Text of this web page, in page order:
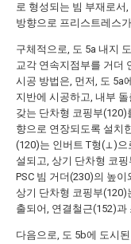
로 형성되는 빔 부재로서
방향으로 프리스트레스
구체적으로, 도 5a 내지
교각 연속지점부를 거더
시공 방법은, 먼저, 도 5a
지반에 시공하고, 내부
갖는 단차형 코핑부
향으로 연장되도록 설치
(120)는 인버트 T형(⊥)으
설되고, 상기 단차형 코
PSC 빔 거더(230)의 높
상기 단차형 코핑부(120)
출되어, 연결철근(152)과
다음으로, 도 5b에 도시